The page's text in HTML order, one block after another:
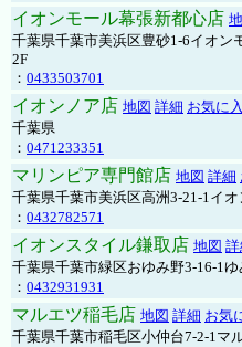
イオンモール幕張新都心店
千葉県千葉市美浜区豊砂1-6イオ
2F
： 0433503701
イオンノア店 地図 詳細 お気に
千葉県
： 0471233351
マリンピア専門館店 地図 詳細
千葉県千葉市美浜区高洲3-21-1イ
： 0432782571
イオンスタイル鎌取店 地図 詳
千葉県千葉市緑区おゆみ野3-16-1
： 0432931931
マルエツ稲毛店 地図 詳細 お気
千葉県千葉市稲毛区小仲台7-2-1マ